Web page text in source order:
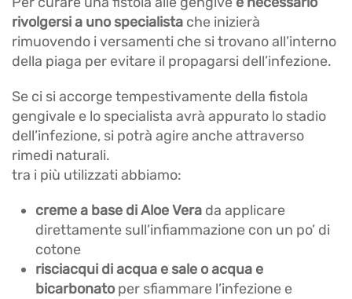
rivolgersi a uno specialista che inizierà
rimuovendo i versamenti che si trovano all’interno
della piaga per evitare il propagarsi dell’infezione.
Se ci si accorge tempestivamente della fistola
gengivale e lo specialista avrà appurato lo stadio
dell’infezione, si potrà agire anche attraverso
rimedi naturali.
tra i più utilizzati abbiamo:
creme a base di Aloe Vera da applicare
direttamente sull’infiammazione con un po’ di
cotone
risciacqui di acqua e sale o acqua e
bicarbonato per sfiammare l’infezione e